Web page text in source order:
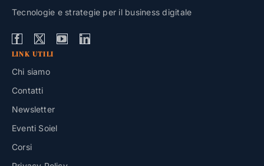
Tecnologie e strategie per il business digitale
LINK UTILI
Chi siamo
Contatti
Newsletter
Eventi Soiel
Corsi